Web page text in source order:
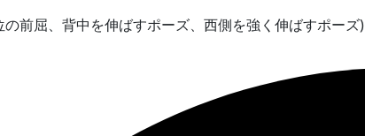
前屈、背中を伸ばすポーズ、西側を強く伸ばすポーズ)